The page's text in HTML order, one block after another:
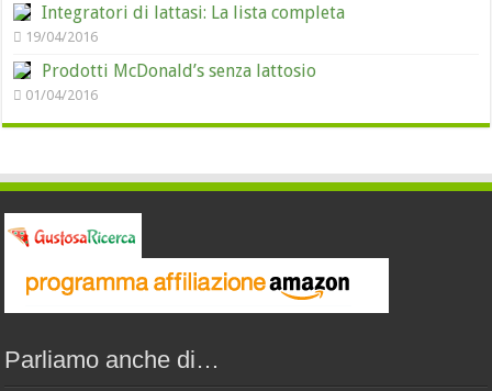
Integratori di lattasi: La lista completa
19/04/2016
Prodotti McDonald’s senza lattosio
01/04/2016
Parliamo anche di…